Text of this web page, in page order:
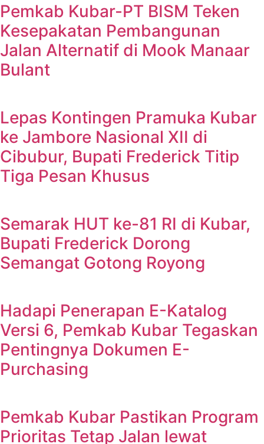
Pemkab Kubar-PT BISM Teken
Kesepakatan Pembangunan
Jalan Alternatif di Mook Manaar
Bulant
Lepas Kontingen Pramuka Kubar
ke Jambore Nasional XII di
Cibubur, Bupati Frederick Titip
Tiga Pesan Khusus
Semarak HUT ke-81 RI di Kubar,
Bupati Frederick Dorong
Semangat Gotong Royong
Hadapi Penerapan E-Katalog
Versi 6, Pemkab Kubar Tegaskan
Pentingnya Dokumen E-
Purchasing
Pemkab Kubar Pastikan Program
Prioritas Tetap Jalan lewat